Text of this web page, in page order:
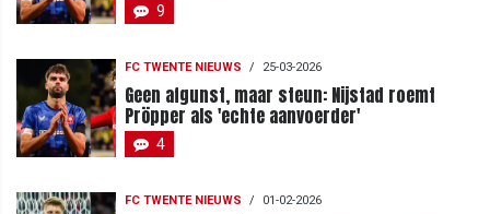
9
FC TWENTE NIEUWS / 25-03-2026
Geen afgunst, maar steun: Nijstad roemt
Pröpper als 'echte aanvoerder'
4
FC TWENTE NIEUWS / 01-02-2026